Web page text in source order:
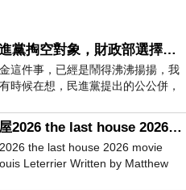
國票成為民進黨掏空對象，財政部選擇性失憶
這件事，已經是鬧得沸沸揚揚，我
時候在想，民進黨提出的公公併，
庫通黨庫，鬧出最大的醜
電影最後孤屋2026 the last house 2026 movie
the last house 2026 movie
Leterrier Written by Matthew
Greta Lee Wa